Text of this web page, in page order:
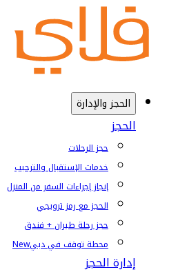
الحجز والإدارة
الحجز
حجز الرحلات
خدمات الإستقبال والترحيب
إنجاز إجراءات السفر من المنزل
الحجز مع رمز ترويجي
حجز رحلة طيران + فندق
محطة توقف في دبيNew
إدارة الحجز